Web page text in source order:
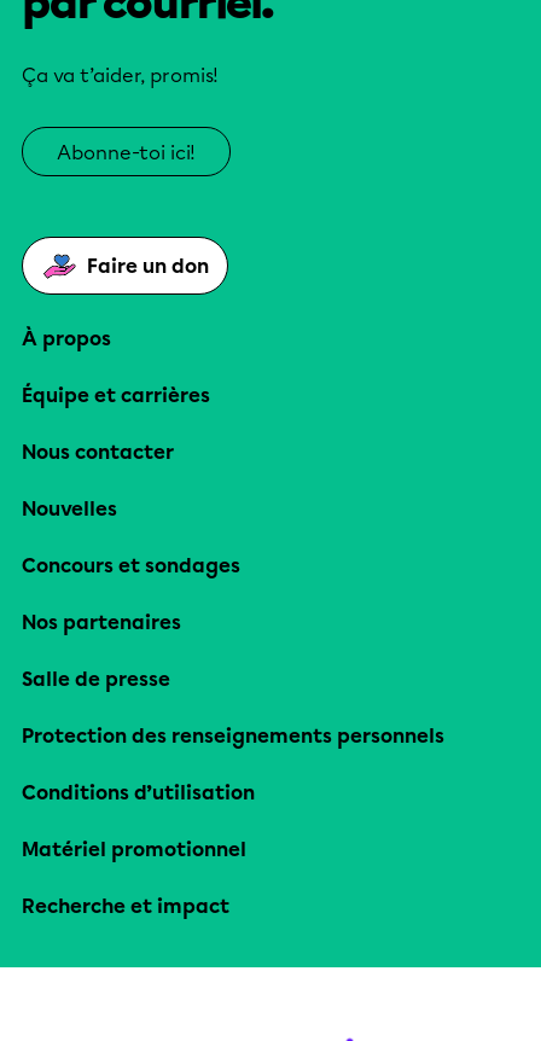
Ça va t’aider, promis!
Abonne-toi ici!
Faire un don
À propos
Équipe et carrières
Nous contacter
Nouvelles
Concours et sondages
Nos partenaires
Salle de presse
Protection des renseignements personnels
Conditions d’utilisation
Matériel promotionnel
Recherche et impact